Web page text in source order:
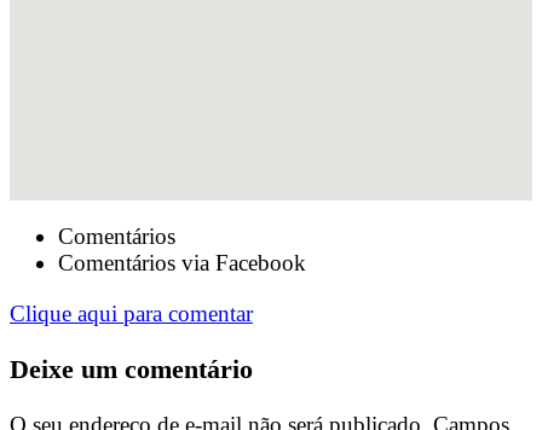
Comentários
Comentários via Facebook
Clique aqui para comentar
Deixe um comentário